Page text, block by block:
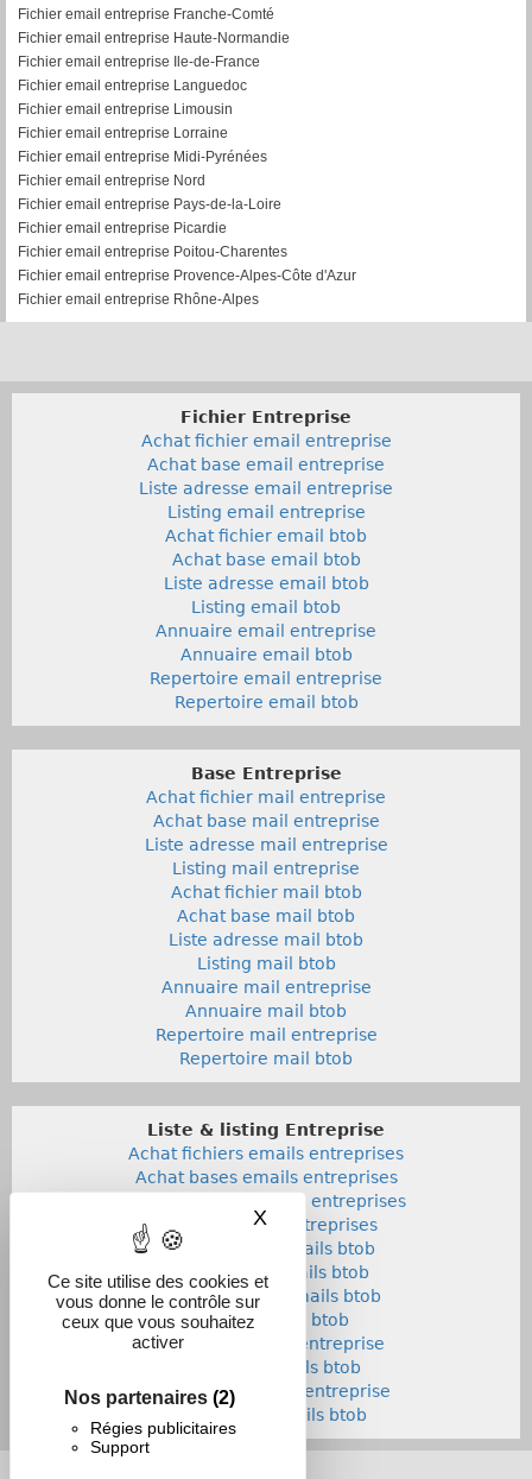
Ce site utilise des cookies et
vous donne le contrôle sur
ceux que vous souhaitez
activer
Nos partenaires (2)
Régies publicitaires
Support
X Masquer le bandeau des
Fichier email entreprise Franche-Comté
Fichier email entreprise Haute-Normandie
Fichier email entreprise Ile-de-France
Fichier email entreprise Languedoc
Fichier email entreprise Limousin
Fichier email entreprise Lorraine
Fichier email entreprise Midi-Pyrénées
Fichier email entreprise Nord
Fichier email entreprise Pays-de-la-Loire
Fichier email entreprise Picardie
Fichier email entreprise Poitou-Charentes
Fichier email entreprise Provence-Alpes-Côte d'Azur
Fichier email entreprise Rhône-Alpes
Fichier Entreprise
Achat fichier email entreprise
Achat base email entreprise
Liste adresse email entreprise
Listing email entreprise
Achat fichier email btob
Achat base email btob
Liste adresse email btob
Listing email btob
Annuaire email entreprise
Annuaire email btob
Repertoire email entreprise
Repertoire email btob
Base Entreprise
Achat fichier mail entreprise
Achat base mail entreprise
Liste adresse mail entreprise
Listing mail entreprise
Achat fichier mail btob
Achat base mail btob
Liste adresse mail btob
Listing mail btob
Annuaire mail entreprise
Annuaire mail btob
Repertoire mail entreprise
Repertoire mail btob
Liste & listing Entreprise
Achat fichiers emails entreprises
Achat bases emails entreprises
Liste adresses emails entreprises
Listings emails entreprises
Achat fichiers emails btob
Achat bases emails btob
Listes adresses emails btob
Listings emails btob
Annuaires emails entreprise
Annuaires emails btob
Repertoires emails entreprise
Repertoires emails btob